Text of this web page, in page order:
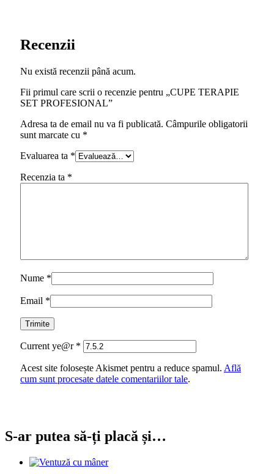
Recenzii
Nu există recenzii până acum.
Fii primul care scrii o recenzie pentru „CUPE TERAPIE
SET PROFESIONAL”
Adresa ta de email nu va fi publicată. Câmpurile obligatorii
sunt marcate cu *
Evaluarea ta *
Recenzia ta *
Nume *
Email *
Current ye@r *
Acest site folosește Akismet pentru a reduce spamul. Află
cum sunt procesate datele comentariilor tale.
S-ar putea să-ți placă și…